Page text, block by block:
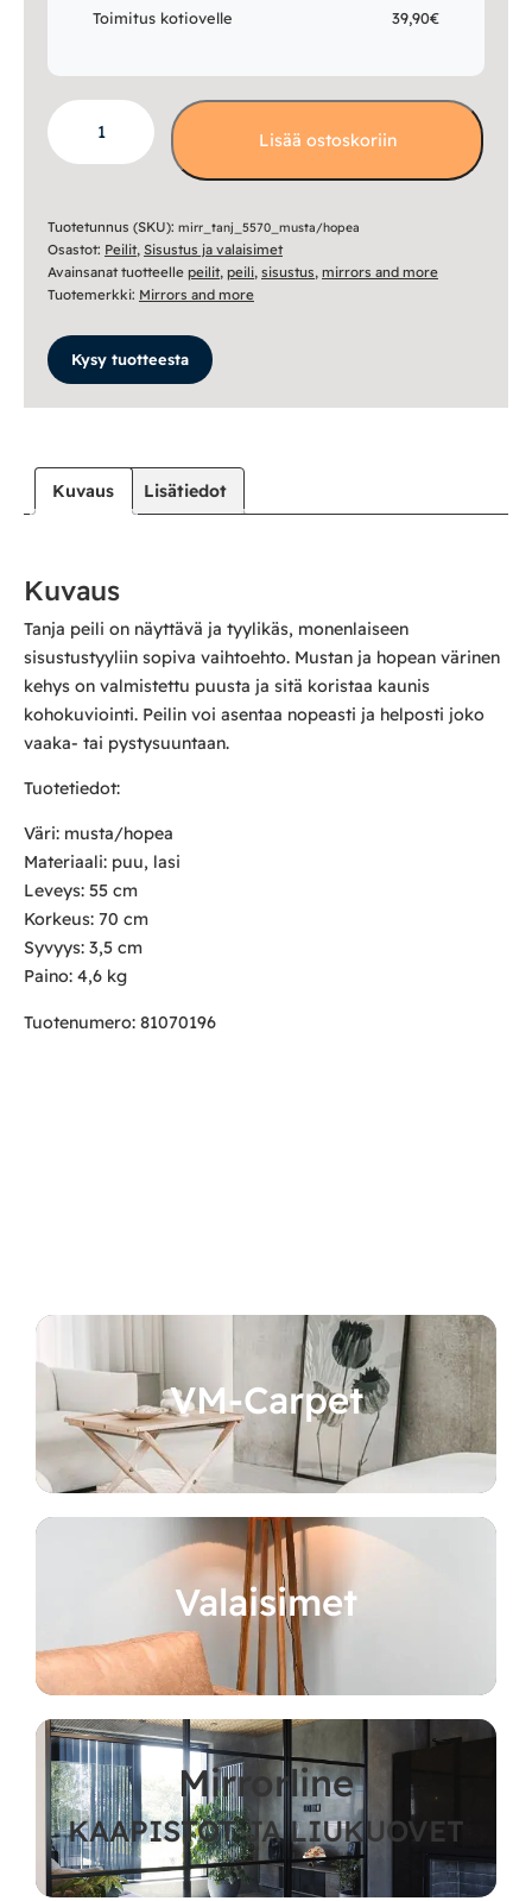
Toimitus kotiovelle 39,90€
Tanja
peili
55x70
musta/hopea
määrä
Lisää ostoskoriin
Tuotetunnus (SKU): mirr_tanj_5570_musta/hopea
Osastot: Peilit, Sisustus ja valaisimet
Avainsanat tuotteelle peilit, peili, sisustus, mirrors and more
Tuotemerkki: Mirrors and more
Kysy tuotteesta
Kuvaus Lisätiedot
Kuvaus
Tanja peili on näyttävä ja tyylikäs, monenlaiseen
sisustustyyliin sopiva vaihtoehto. Mustan ja hopean värinen
kehys on valmistettu puusta ja sitä koristaa kaunis
kohokuviointi. Peilin voi asentaa nopeasti ja helposti joko
vaaka- tai pystysuuntaan.
Tuotetiedot:
Väri: musta/hopea
Materiaali: puu, lasi
Leveys: 55 cm
Korkeus: 70 cm
Syvyys: 3,5 cm
Paino: 4,6 kg
Tuotenumero: 81070196
VM-Carpet
Valaisimet
Mirrorline
KAAPISTOT JA LIUKUOVET